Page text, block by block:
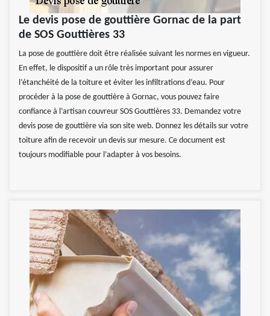
Le devis pose de gouttière Gornac de la part
de SOS Gouttières 33
La pose de gouttière doit être réalisée suivant les normes en vigueur.
En effet, le dispositif a un rôle très important pour assurer
l’étanchéité de la toiture et éviter les infiltrations d’eau. Pour
procéder à la pose de gouttière à Gornac, vous pouvez faire
confiance à l’artisan couvreur SOS Gouttières 33. Demandez votre
devis pose de gouttière via son site web. Donnez les détails sur votre
toiture afin de recevoir un devis sur mesure. Ce document est
toujours modifiable pour l’adapter à vos besoins.